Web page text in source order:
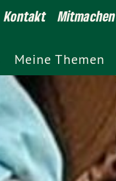
Kontakt Mitmachen
Meine Themen